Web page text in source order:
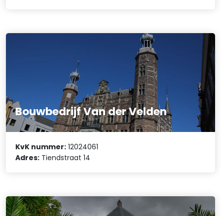
Bouwbedrijf Van der Velden
KvK nummer: 12024061
Adres: Tiendstraat 14